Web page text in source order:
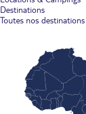
Destinations
Toutes nos destinations